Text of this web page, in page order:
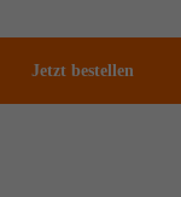
Jetzt bestellen